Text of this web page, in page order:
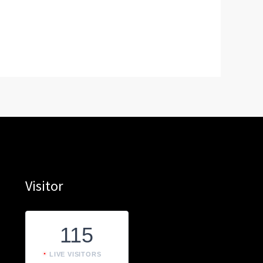
Visitor
115
LIVE VISITORS